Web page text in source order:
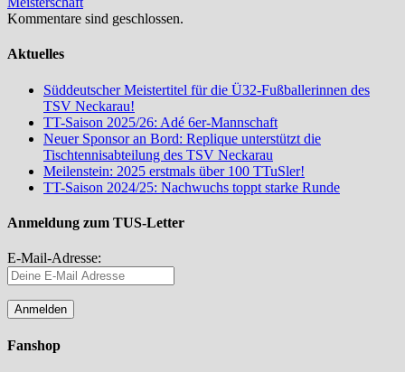
Kommentare sind geschlossen.
Aktuelles
Süddeutscher Meistertitel für die Ü32-Fußballerinnen des
TSV Neckarau!
TT-Saison 2025/26: Adé 6er-Mannschaft
Neuer Sponsor an Bord: Replique unterstützt die
Tischtennisabteilung des TSV Neckarau
Meilenstein: 2025 erstmals über 100 TTuSler!
TT-Saison 2024/25: Nachwuchs toppt starke Runde
Anmeldung zum TUS-Letter
E-Mail-Adresse:
Fanshop